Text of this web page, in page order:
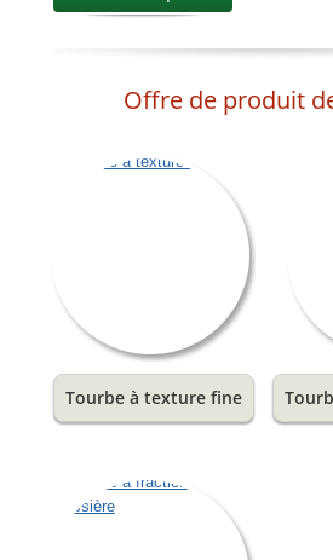
Offre de produit
Tourbe à texture fine